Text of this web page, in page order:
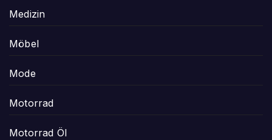
Medizin
Möbel
Mode
Motorrad
Motorrad Öl